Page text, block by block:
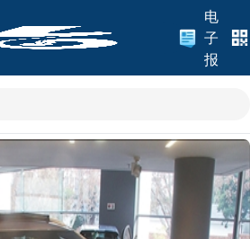
电
子
报